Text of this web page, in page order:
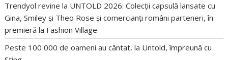
Trendyol revine la UNTOLD 2026: Colecții capsulă lansate cu
Gina, Smiley și Theo Rose și comercianți români parteneri, în
premieră la Fashion Village
Peste 100 000 de oameni au cântat, la Untold, împreună cu